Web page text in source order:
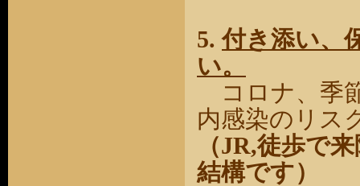
5.付き添い、
い。
コロナ、季
内感染のリス
（JR,徒歩で
結構です）